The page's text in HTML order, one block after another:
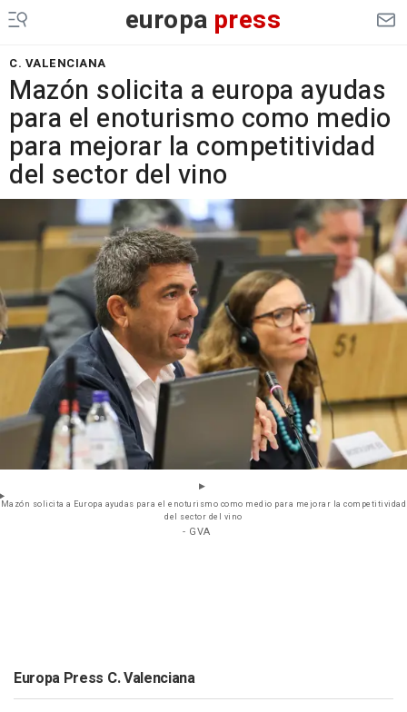
europa press
C. VALENCIANA
Mazón solicita a europa ayudas
para el enoturismo como medio
para mejorar la competitividad
del sector del vino
Mazón solicita a Europa ayudas para el enoturismo como medio para mejorar la competitividad
del sector del vino
- GVA
Europa Press C. Valenciana